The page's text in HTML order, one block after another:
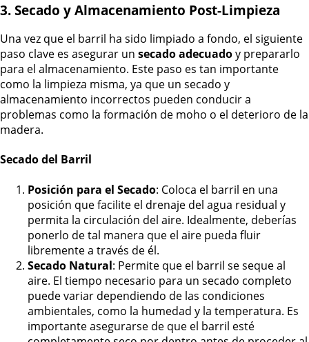
3. Secado y Almacenamiento Post-Limpieza
Una vez que el barril ha sido limpiado a fondo, el siguiente
paso clave es asegurar un secado adecuadoy prepararlo
para el almacenamiento. Este paso es tan importante
como la limpieza misma, ya que un secado y
almacenamiento incorrectos pueden conducir a
problemas como la formación de moho o el deterioro de la
madera.
Secado del Barril
Posición para el Secado: Coloca el barril en una
posición que facilite el drenaje del agua residual y
permita la circulación del aire. Idealmente, deberías
ponerlo de tal manera que el aire pueda fluir
libremente a través de él.
Secado Natural: Permite que el barril se seque al
aire. El tiempo necesario para un secado completo
puede variar dependiendo de las condiciones
ambientales, como la humedad y la temperatura. Es
importante asegurarse de que el barril esté